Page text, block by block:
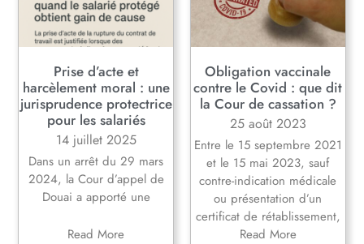
Prise d’acte et
harcèlement moral : une
jurisprudence protectrice
pour les salariés
14 juillet 2025
Dans un arrêt du 29 mars
2024, la Cour d’appel de
Douai a apporté une
Read More
Obligation vaccinale
contre le Covid : que dit
la Cour de cassation ?
25 août 2023
Entre le 15 septembre 2021
et le 15 mai 2023, sauf
contre-indication médicale
ou présentation d’un
certificat de rétablissement,
Read More